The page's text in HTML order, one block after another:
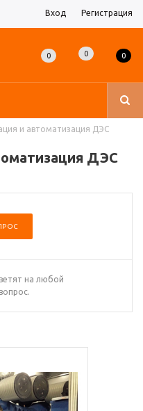
Вход Регистрация
0 0 0
и автоматизация ДЭС
ДЭС
на любой